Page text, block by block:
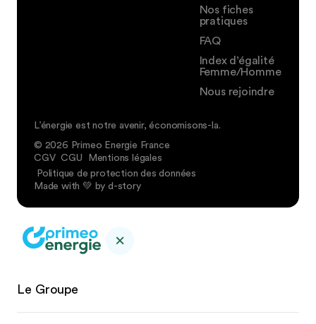
Nos fiches
pratiques
FAQ
Index d’égalité
Femme/Homme
Nous rejoindre
L’énergie est notre avenir, économisons-la.
© 2026 Primeo Energie France
CGV CGU
Mentions légales
Politique de protection des données
Made with 💚 by d-story
Le Groupe